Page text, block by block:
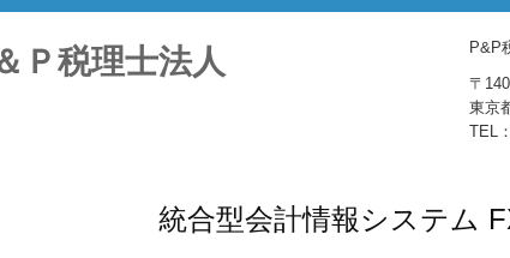
P&P
〒
東京
TEL
統合型会計情報システム